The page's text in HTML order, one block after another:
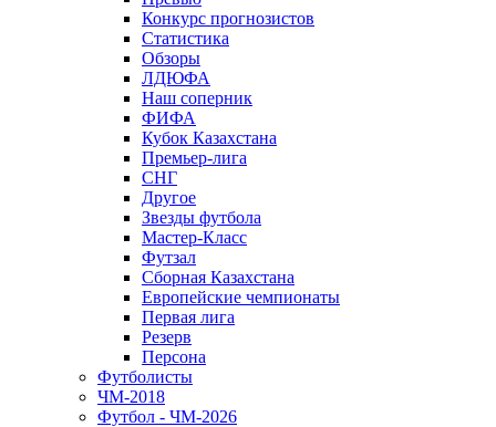
Конкурс прогнозистов
Статистика
Обзоры
ЛДЮФА
Наш соперник
ФИФА
Кубок Казахстана
Премьер-лига
СНГ
Другое
Звезды футбола
Мастер-Класс
Футзал
Сборная Казахстана
Европейские чемпионаты
Первая лига
Резерв
Персона
Футболисты
ЧМ-2018
Футбол - ЧМ-2026